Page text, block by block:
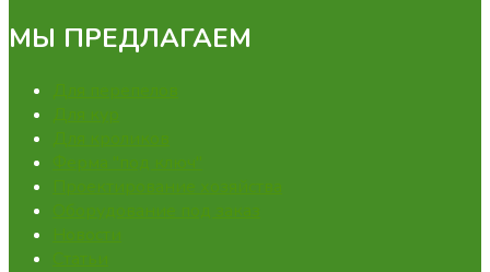
МЫ ПРЕДЛАГАЕМ
Для перепелов
Для кур
Для кроликов
Ферма "под ключ"
Проектирование хозяйства
Оборудование под заказ
Новости
Статьи